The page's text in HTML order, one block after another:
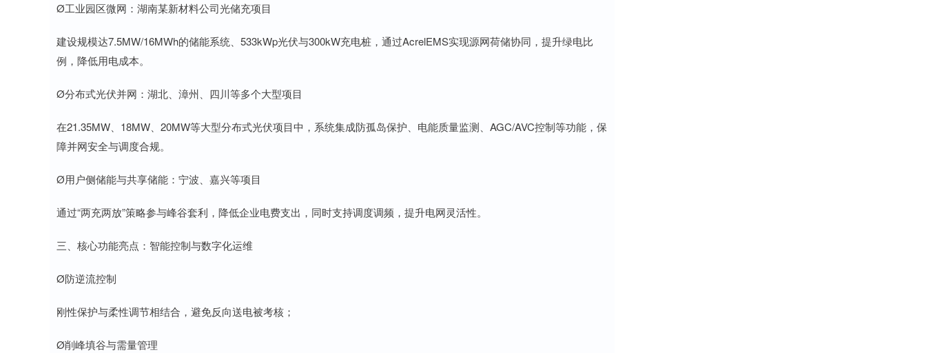
Ø工业园区微网：湖南某新材料公司光储充项目
建设规模达7.5MW/16MWh的储能系统、533kWp光伏与300kW充电桩，通过AcrelEMS实现源网荷储协同，提升绿电比
例，降低用电成本。
Ø分布式光伏并网：湖北、漳州、四川等多个大型项目
在21.35MW、18MW、20MW等大型分布式光伏项目中，系统集成防孤岛保护、电能质量监测、AGC/AVC控制等功能，保
障并网安全与调度合规。
Ø用户侧储能与共享储能：宁波、嘉兴等项目
通过“两充两放”策略参与峰谷套利，降低企业电费支出，同时支持调度调频，提升电网灵活性。
三、核心功能亮点：智能控制与数字化运维
Ø防逆流控制
刚性保护与柔性调节相结合，避免反向送电被考核；
Ø削峰填谷与需量管理